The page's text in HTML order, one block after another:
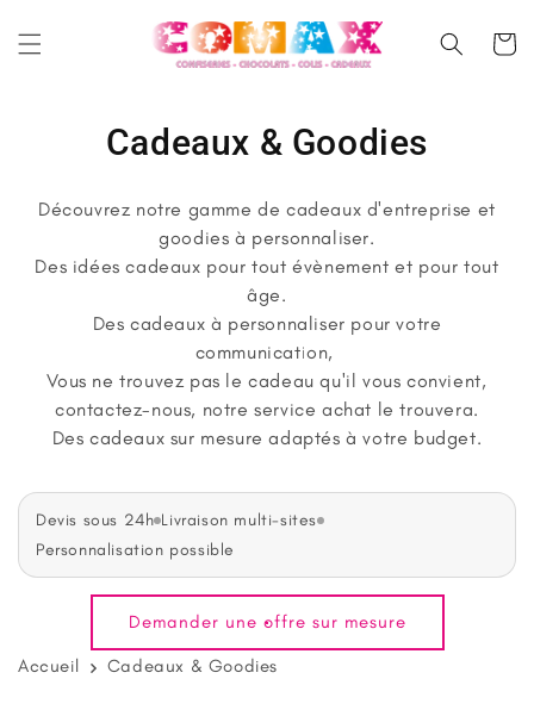
au
Panier
C
l
e
c
t
o
n
:
Cadeaux & Goodies
Découvrez notre gamme de cadeaux d'entreprise et
goodies à personnaliser.
Des idées cadeaux pour tout évènement et pour tout
âge.
Des cadeaux à personnaliser pour votre
communication,
Vous ne trouvez pas le cadeau qu'il vous convient,
contactez-nous, notre service achat le trouvera.
Des cadeaux sur mesure adaptés à votre budget.
Devis sous 24h Livraison multi-sites
Personnalisation possible
Demander une offre sur mesure
Accueil Cadeaux & Goodies